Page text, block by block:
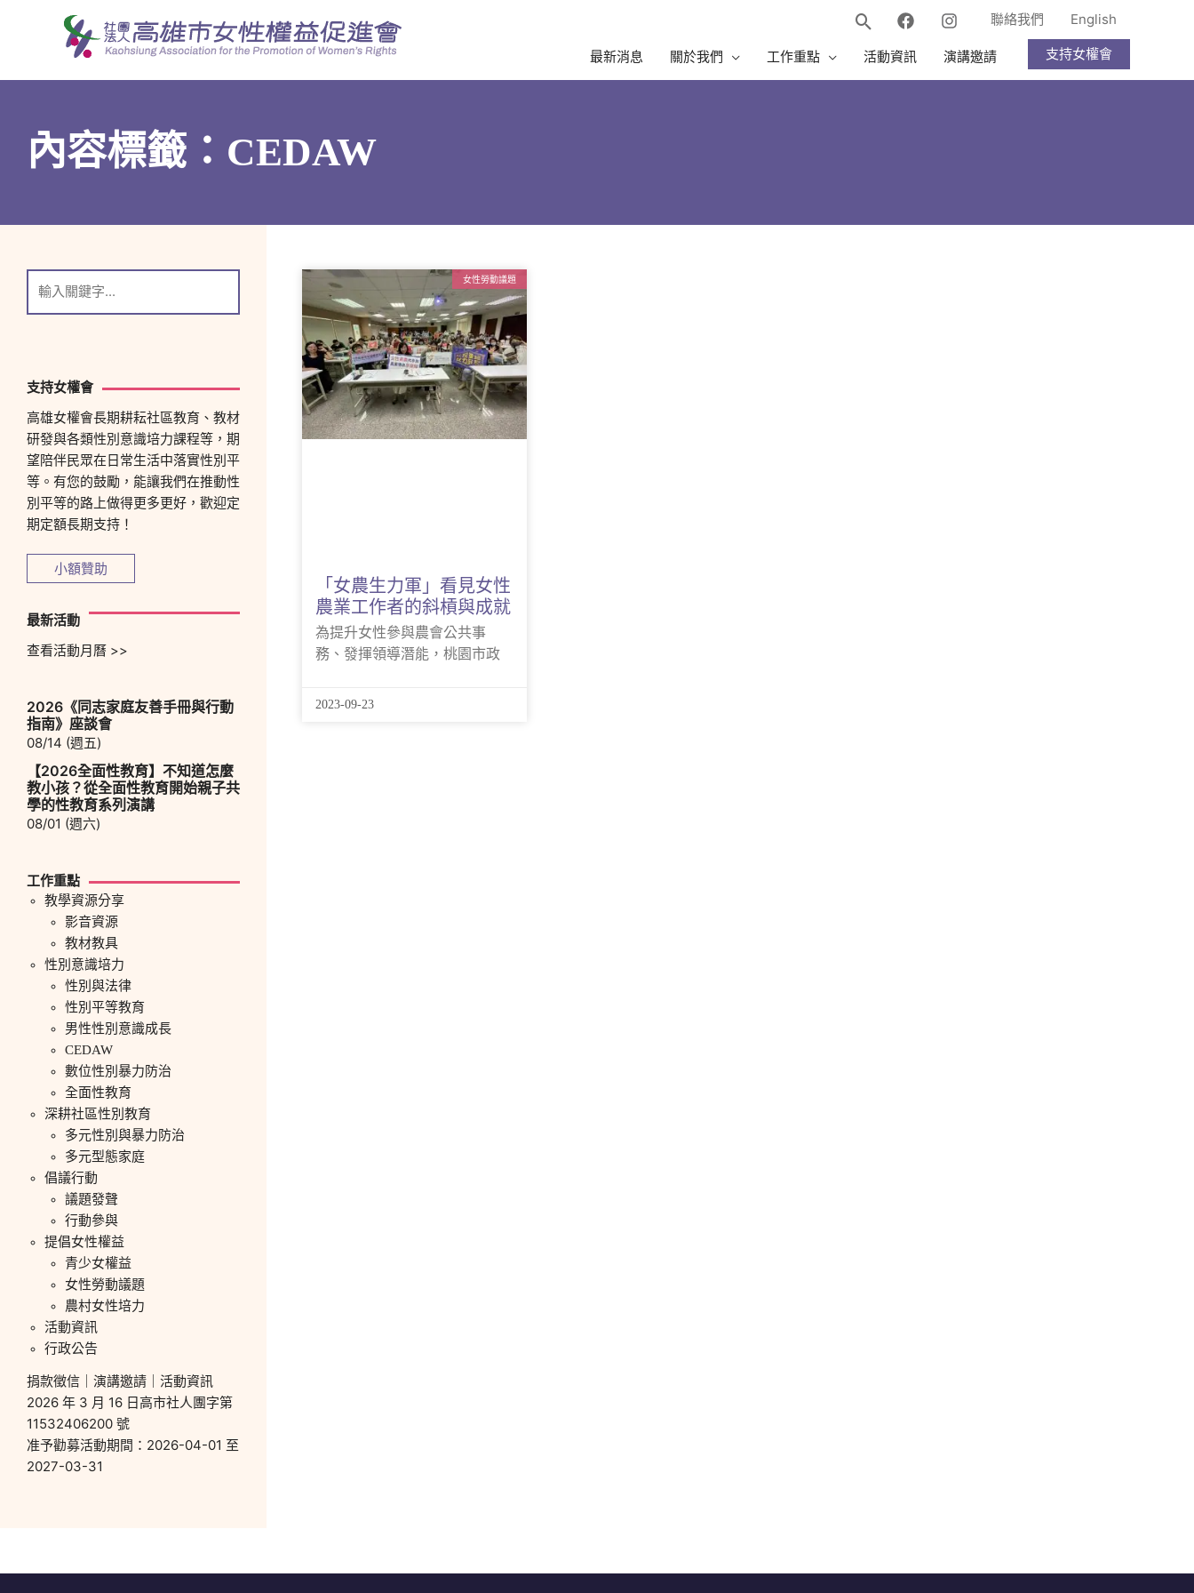
聯絡我們 English
最新消息 關於我們 工作重點 活動資訊 演講邀請 支持女權會
內容標籤：CEDAW
支持女權會
高雄女權會長期耕耘社區教育、教材
研發與各類性別意識培力課程等，期
望陪伴民眾在日常生活中落實性別平
等。有您的鼓勵，能讓我們在推動性
別平等的路上做得更多更好，歡迎定
期定額長期支持！
小額贊助
最新活動
查看活動月曆 >>
2026《同志家庭友善手冊與行動
指南》座談會
08/14 (週五)
【2026全面性教育】不知道怎麼
教小孩？從全面性教育開始親子共
學的性教育系列演講
08/01 (週六)
工作重點
教學資源分享
影音資源
教材教具
性別意識培力
性別與法律
性別平等教育
男性性別意識成長
CEDAW
數位性別暴力防治
全面性教育
深耕社區性別教育
多元性別與暴力防治
多元型態家庭
倡議行動
議題發聲
行動參與
提倡女性權益
青少女權益
女性勞動議題
農村女性培力
活動資訊
行政公告
捐款徵信 演講邀請
活動資訊
2026 年 3 月 16 日高市社人團字第
11532406200 號
准予勸募活動期間：2026-04-01 至
2027-03-31
女性勞動議題
「女農生力軍」看見女性
農業工作者的斜槓與成就
為提升女性參與農會公共事
務、發揮領導潛能，桃園市政
2023-09-23